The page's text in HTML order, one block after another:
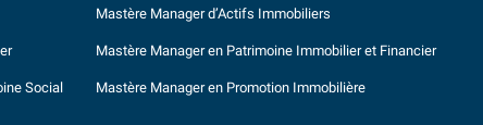
Social
Mastère Manager d’Actifs Immobiliers
Mastère Manager en Patrimoine Immobilier et Financier
Mastère Manager en Promotion Immobilière